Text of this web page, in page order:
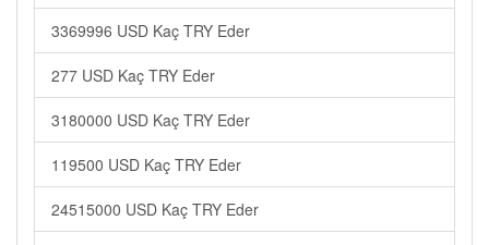
3369996 USD Kaç TRY Eder
277 USD Kaç TRY Eder
3180000 USD Kaç TRY Eder
119500 USD Kaç TRY Eder
24515000 USD Kaç TRY Eder